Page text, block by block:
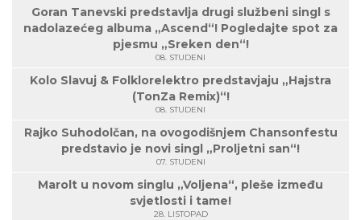
Goran Tanevski predstavlja drugi službeni singl s
nadolazećeg albuma „Ascend“! Pogledajte spot za
pjesmu „Sreken den“!
08. STUDENI
Kolo Slavuj & Folklorelektro predstavjaju „Hajstra
(TonZa Remix)“!
08. STUDENI
Rajko Suhodolčan, na ovogodišnjem Chansonfestu
predstavio je novi singl „Proljetni san“!
07. STUDENI
Marolt u novom singlu „Voljena“, pleše između
svjetlosti i tame!
28. LISTOPAD